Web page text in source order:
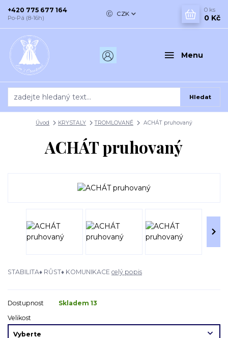
Menu
CZK
Hledat
+420 775 677 164
Po-Pá (8-16h)
0 ks
0 Kč
Úvod KRYSTALY TROMLOVANÉ ACHÁT pruhovaný
ACHÁT pruhovaný
STABILITA♦ RŮST♦ KOMUNIKACE celý popis
Dostupnost
Skladem 13
Velikost